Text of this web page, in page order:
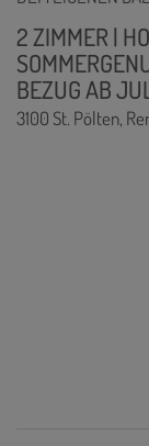
2 ZIMMER |
BEZUG AB
3100 St. Pölten,